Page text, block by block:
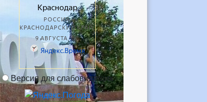
Версия для слабовидящих